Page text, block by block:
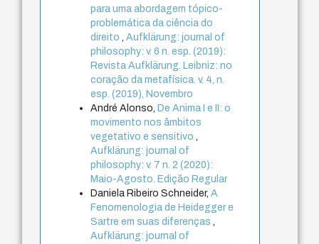
para uma abordagem tópico-
problemática da ciência do
direito,Aufklärung: journal of
philosophy: v. 6 n. esp. (2019):
Revista Aufklärung. Leibniz: no
coração da metafísica. v. 4, n.
esp. (2019), Novembro
André Alonso, De Anima I e II: o
movimento nos âmbitos
vegetativo e sensitivo,
Aufklärung: journal of
philosophy: v. 7 n. 2 (2020):
Maio-Agosto. Edição Regular
Daniela Ribeiro Schneider,A
Fenomenologia de Heidegger e
Sartre em suas diferenças,
Aufklärung: journal of